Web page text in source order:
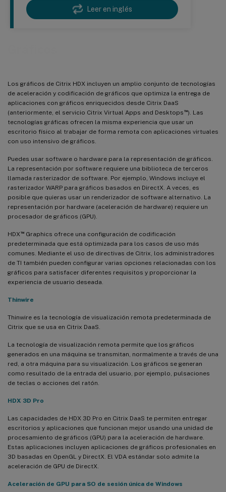
Leer en inglés
Los gráficos de Citrix HDX incluyen un amplio conjunto de tecnologías
de aceleración y codificación de gráficos que optimiza la entrega de
aplicaciones con gráficos enriquecidos desde Citrix DaaS
(anteriormente, el servicio Citrix Virtual Apps and Desktops ™). Las
tecnologías gráficas ofrecen la misma experiencia que usar un
escritorio físico al trabajar de forma remota con aplicaciones virtuales
con uso intensivo de gráficos.
Puedes usar software o hardware para la representación de gráficos.
La representación por software requiere una biblioteca de terceros
llamada rasterizador de software. Por ejemplo, Windows incluye el
rasterizador WARP para gráficos basados en DirectX. A veces, es
posible que quieras usar un renderizador de software alternativo. La
representación por hardware (aceleración de hardware) requiere un
procesador de gráficos (GPU).
HDX ™Graphics ofrece una configuración de codificación
predeterminada que está optimizada para los casos de uso más
comunes. Mediante el uso de directivas de Citrix, los administradores
de TI también pueden configurar varias opciones relacionadas con los
gráficos para satisfacer diferentes requisitos y proporcionar la
experiencia de usuario deseada.
Thinwire
Thinwire es la tecnología de visualización remota predeterminada de
Citrix que se usa en Citrix DaaS.
La tecnología de visualización remota permite que los gráficos
generados en una máquina se transmitan, normalmente a través de una
red, a otra máquina para su visualización. Los gráficos se generan
como resultado de la entrada del usuario, por ejemplo, pulsaciones
de teclas o acciones del ratón.
HDX 3D Pro
Las capacidades de HDX 3D Pro en Citrix DaaS te permiten entregar
escritorios y aplicaciones que funcionan mejor usando una unidad de
procesamiento de gráficos (GPU) para la aceleración de hardware.
Estas aplicaciones incluyen aplicaciones de gráficos profesionales en
3D basadas en OpenGL y DirectX. El VDA estándar solo admite la
aceleración de GPU de DirectX.
Aceleración de GPU para SO de sesión única de Windows